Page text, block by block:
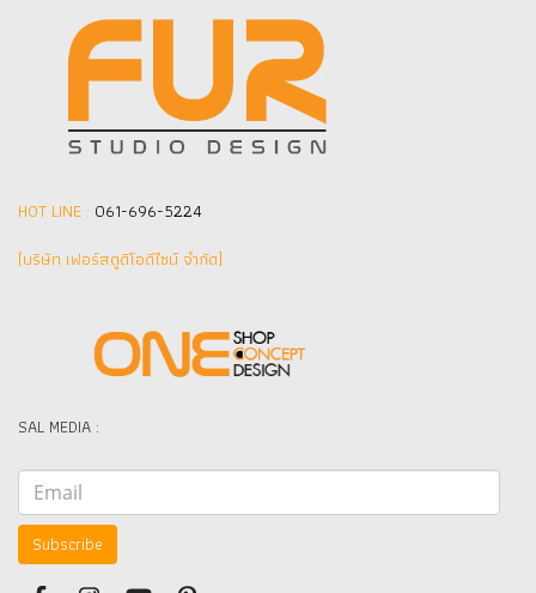
HOT LINE : 061-696-5224
(บริษัท เฟอร์สตูดิโอดีไซน์ จำกัด]
SAL MEDIA :
Subscribe